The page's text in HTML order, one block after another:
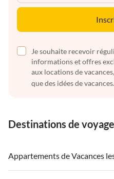
Je souhaite recevoir
informations et offres
aux locations de
que des idées de vacances.
Destinations de
Appartements de Vacances